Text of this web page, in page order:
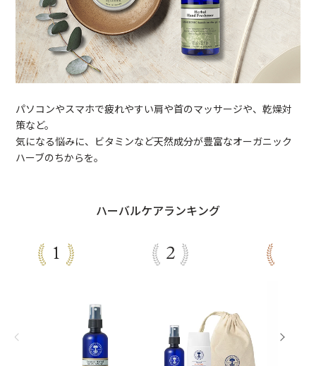
パソコンやスマホで疲れやすい肩や首のマッサージや、乾燥対
策など。
気になる悩みに、ビタミンなど天然成分が豊富なオーガニック
ハーブのちからを。
ハーバルケアランキング